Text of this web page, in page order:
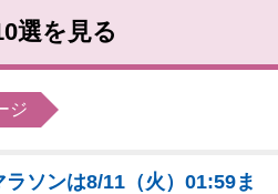
選を見る
ジ
ラソンは8/11（火）01:59ま